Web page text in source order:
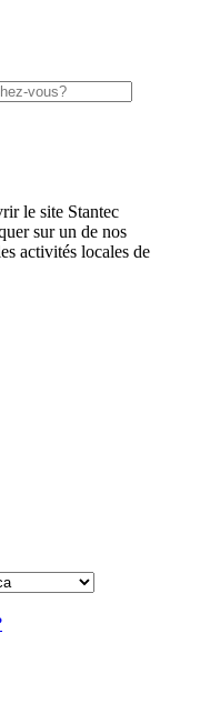
le site Stantec
sur un de nos
activités locales de